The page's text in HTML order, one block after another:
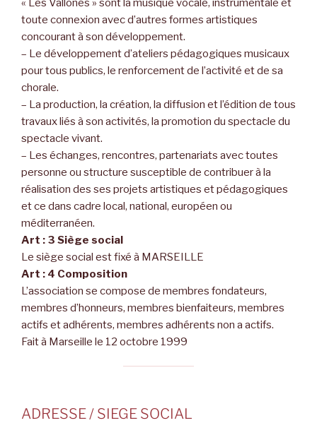
« Les Vallonés » sont la musique vocale, instrumentale et
toute connexion avec d’autres formes artistiques
concourant à son développement.
– Le développement d’ateliers pédagogiques musicaux
pour tous publics, le renforcement de l’activité et de sa
chorale.
– La production, la création, la diffusion et l’édition de tous
travaux liés à son activités, la promotion du spectacle du
spectacle vivant.
– Les échanges, rencontres, partenariats avec toutes
personne ou structure susceptible de contribuer à la
réalisation des ses projets artistiques et pédagogiques
et ce dans cadre local, national, européen ou
méditerranéen.
Art : 3 Siège social
Le siège social est fixé à MARSEILLE
Art : 4 Composition
L’association se compose de membres fondateurs,
membres d’honneurs, membres bienfaiteurs, membres
actifs et adhérents, membres adhérents non a actifs.
Fait à Marseille le 12 octobre 1999
ADRESSE / SIEGE SOCIAL